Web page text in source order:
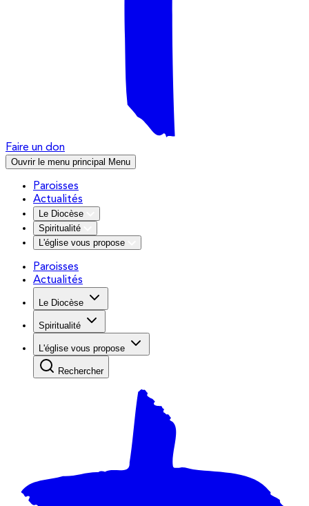
Faire un don
Ouvrir le menu principal Menu
Paroisses
Actualités
Le Diocèse
Spiritualité
L'église vous propose
Paroisses
Actualités
Le Diocèse
Spiritualité
L'église vous propose
Rechercher